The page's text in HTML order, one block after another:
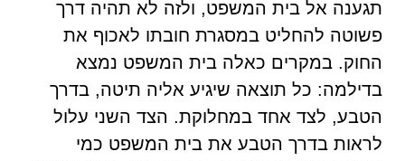
תגענה אל בית המשפט, ולזה לא תהיה דרך
פשוטה להחליט במסגרת חובתו לאכוף את
החוק. במקרים כאלה בית המשפט נמצא
בדילמה: כל תוצאה שיגיע אליה תיטה, בדרך
הטבע, לצד אחד במחלוקת. הצד השני עלול
לראות בדרך הטבע את בית המשפט כמי